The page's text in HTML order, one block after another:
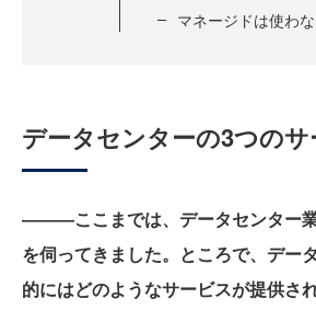
マネージドは使わ
データセンターの3つのサ
―――ここまでは、データセンター
を伺ってきました。ところで、デー
的にはどのようなサービスが提供さ